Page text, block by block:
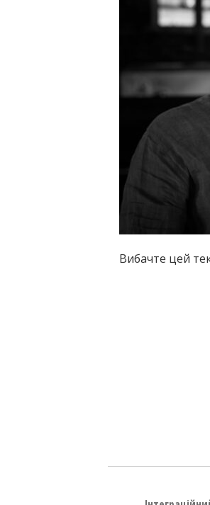
Вибачте цей